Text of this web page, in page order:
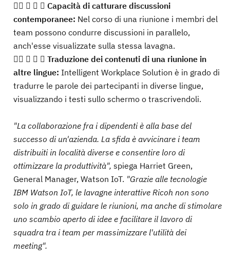
    Capacità di catturare discussioni
contemporanee: Nel corso di una riunione i membri del
team possono condurre discussioni in parallelo,
anch'esse visualizzate sulla stessa lavagna.
    Traduzione dei contenuti di una riunione in
altre lingue: Intelligent Workplace Solution è in grado di
tradurre le parole dei partecipanti in diverse lingue,
visualizzando i testi sullo schermo o trascrivendoli.
"La collaborazione fra i dipendenti è alla base del
successo di un'azienda. La sfida è avvicinare i team
distribuiti in località diverse e consentire loro di
ottimizzare la produttività", spiega Harriet Green,
General Manager, Watson IoT. "Grazie alle tecnologie
IBM Watson IoT, le lavagne interattive Ricoh non sono
solo in grado di guidare le riunioni, ma anche di stimolare
uno scambio aperto di idee e facilitare il lavoro di
squadra tra i team per massimizzare l'utilità dei
meeting".